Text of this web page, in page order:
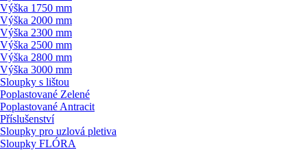
Výška 1750 mm
Výška 2000 mm
Výška 2300 mm
Výška 2500 mm
Výška 2800 mm
Výška 3000 mm
Sloupky s lištou
Poplastované Zelené
Poplastované Antracit
Příslušenství
Sloupky pro uzlová pletiva
Sloupky FLÓRA